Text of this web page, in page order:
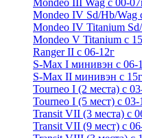
Mondeo III Wag с 00-
Mondeo IV Sd/Hb/Wag
Mondeo IV Titanium
Mondeo V Titanium с
Ranger II с 06-12г
S-Max I минивэн с 06-
S-Max II минивэн с 15г
Tourneo I (2 места) с
Tourneo I (5 мест) с 03-
Transit VII (3 места) с
Transit VII (9 мест) с